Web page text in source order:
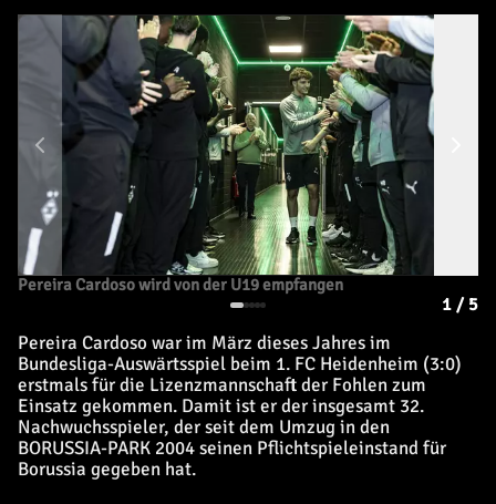
Pereira Cardoso wird von der U19 empfangen
1 / 5
Pereira Cardoso war im März dieses Jahres im
Bundesliga-Auswärtsspiel beim 1. FC Heidenheim (3:0)
erstmals für die Lizenzmannschaft der Fohlen zum
Einsatz gekommen. Damit ist er der insgesamt 32.
Nachwuchsspieler, der seit dem Umzug in den
BORUSSIA-PARK 2004 seinen Pflichtspieleinstand für
Borussia gegeben hat.